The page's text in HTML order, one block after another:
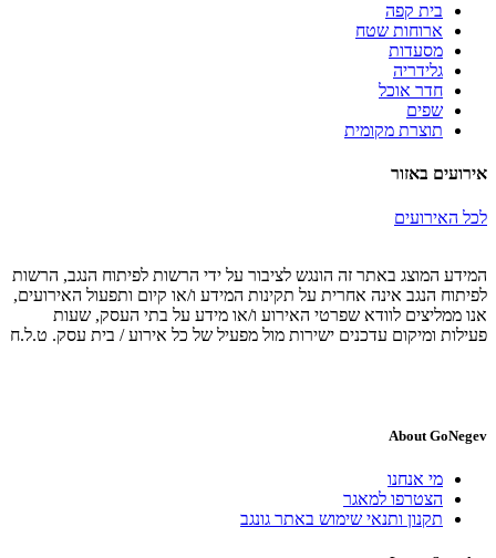
בית קפה
ארוחות שטח
מסעדות
גלידריה
חדר אוכל
שפים
תוצרת מקומית
אירועים באזור
לכל האירועים
המידע המוצג באתר זה הונגש לציבור על ידי הרשות לפיתוח הנגב, הרשות
לפיתוח הנגב אינה אחרית על תקינות המידע ו/או קיום ותפעול האירועים,
אנו ממליצים לוודא שפרטי האירוע ו/או מידע על בתי העסק, שעות
פעילות ומיקום עדכנים ישירות מול מפעיל של כל אירוע / בית עסק. ט.ל.ח
About GoNegev
מי אנחנו
הצטרפו למאגר
תקנון ותנאי שימוש באתר גונגב